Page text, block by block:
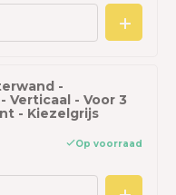
-
Verticaal - Voor 3
- Kiezelgrijs
Op voorraad